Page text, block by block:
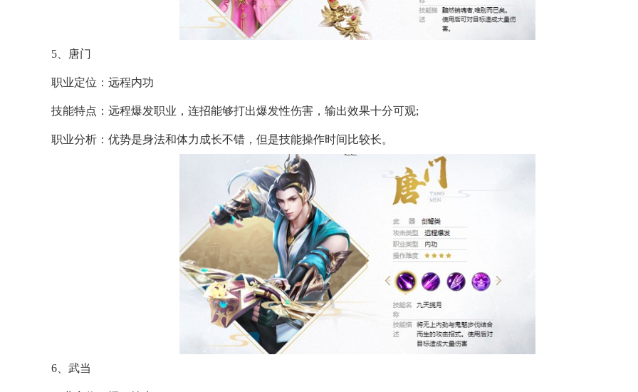
5、唐门
职业定位：远程内功
技能特点：远程爆发职业，连招能够打出爆发性伤害，输出效果十分可观;
职业分析：优势是身法和体力成长不错，但是技能操作时间比较长。
6、武当